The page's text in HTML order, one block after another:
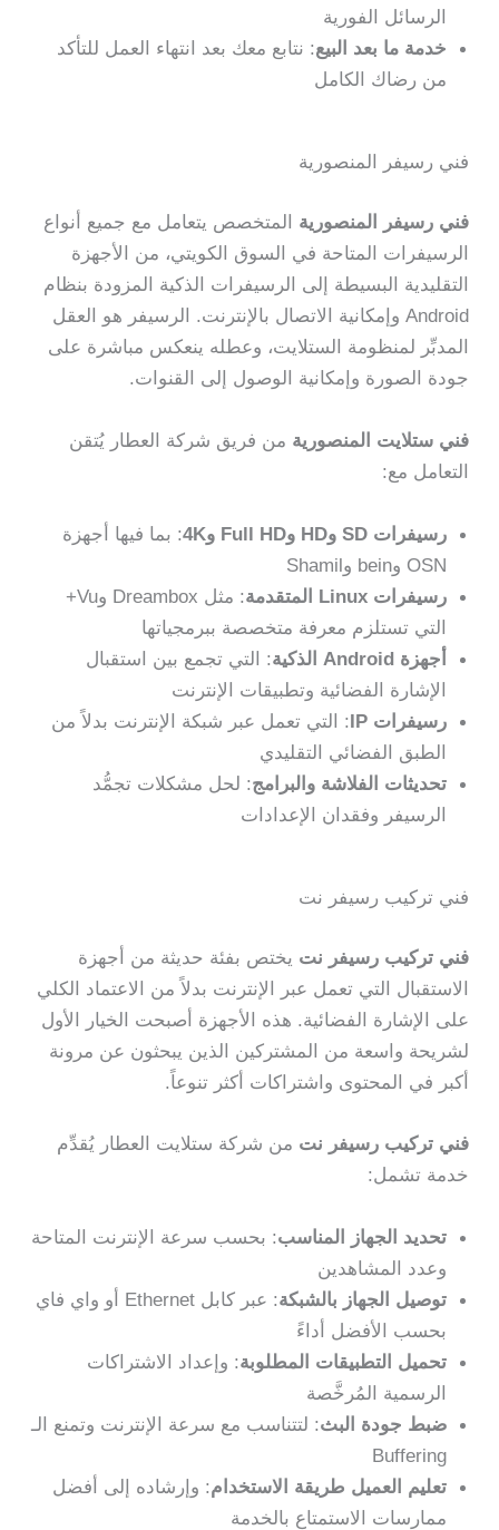
الرسائل الفورية
خدمة ما بعد البيع: نتابع معك بعد انتهاء العمل للتأكد
من رضاك الكامل
فني رسيفر المنصورية
فني رسيفر المنصورية المتخصص يتعامل مع جميع أنواع
الرسيفرات المتاحة في السوق الكويتي، من الأجهزة
التقليدية البسيطة إلى الرسيفرات الذكية المزودة بنظام
Android وإمكانية الاتصال بالإنترنت. الرسيفر هو العقل
المدبِّر لمنظومة الستلايت، وعطله ينعكس مباشرة على
جودة الصورة وإمكانية الوصول إلى القنوات.
فني ستلايت المنصورية من فريق شركة العطار يُتقن
التعامل مع:
رسيفرات SD وHD وFull HD و4K
: بما فيها أجهزة
OSN وbein وShamil
رسيفرات Linux المتقدمة
: مثل Dreambox وVu+
التي تستلزم معرفة متخصصة ببرمجياتها
أجهزة Android الذكية
: التي تجمع بين استقبال
الإشارة الفضائية وتطبيقات الإنترنت
رسيفرات IP
: التي تعمل عبر شبكة الإنترنت بدلاً من
الطبق الفضائي التقليدي
تحديثات الفلاشة والبرامج: لحل مشكلات تجمُّد
الرسيفر وفقدان الإعدادات
فني تركيب رسيفر نت
فني تركيب رسيفر نت يختص بفئة حديثة من أجهزة
الاستقبال التي تعمل عبر الإنترنت بدلاً من الاعتماد الكلي
على الإشارة الفضائية. هذه الأجهزة أصبحت الخيار الأول
لشريحة واسعة من المشتركين الذين يبحثون عن مرونة
أكبر في المحتوى واشتراكات أكثر تنوعاً.
فني تركيب رسيفر نت من شركة ستلايت العطار يُقدِّم
خدمة تشمل:
تحديد الجهاز المناسب: بحسب سرعة الإنترنت المتاحة
وعدد المشاهدين
توصيل الجهاز بالشبكة
: عبر كابل Ethernet أو واي فاي
بحسب الأفضل أداءً
تحميل التطبيقات المطلوبة: وإعداد الاشتراكات
الرسمية المُرخَّصة
ضبط جودة البث: لتتناسب مع سرعة الإنترنت وتمنع الـ
Buffering
تعليم العميل طريقة الاستخدام: وإرشاده إلى أفضل
ممارسات الاستمتاع بالخدمة